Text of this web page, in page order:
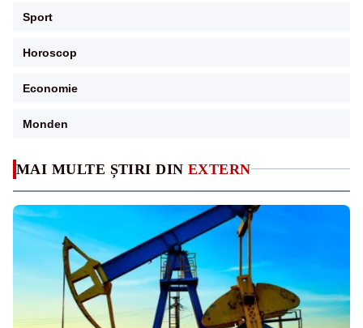
MAI MULTE ȘTIRI DIN EXTERN
Sport
Horoscop
Economie
Monden